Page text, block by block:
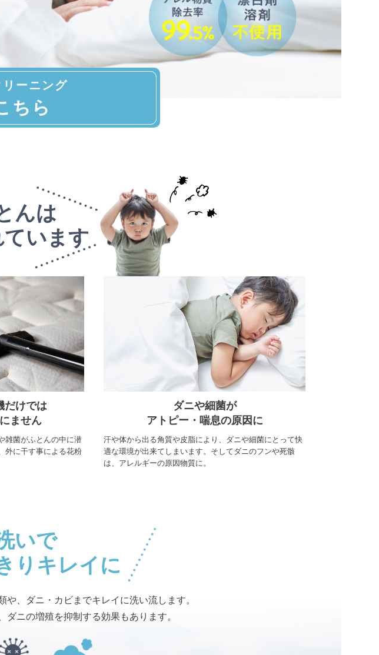
ーニング
ちら
んは
います
だけでは
ません
雑菌がふとんの中に潜
外に干す事による花粉
ダニや細菌が
アトピー・喘息の原因に
汗や体から出る角質や皮脂により、ダニや細菌にとって快
適な環境が出来てしまいます。そしてダニのフンや死骸
は、アレルギーの原因物質に。
いで
りキレイに
、ダニ・カビまでキレイに洗い流します。
ニの増殖を抑制する効果もあります。